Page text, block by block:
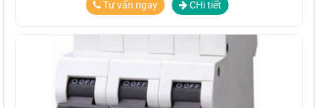
Tư vấn ngay CHi tiết